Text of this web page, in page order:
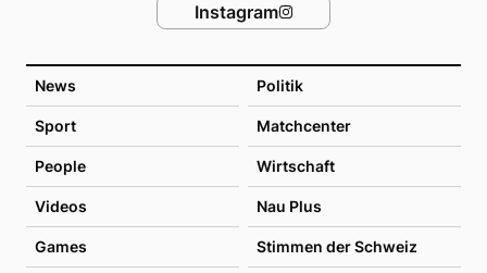
News Politik
Sport Matchcenter
People Wirtschaft
Videos Nau Plus
Games Stimmen der Schweiz
Instagram